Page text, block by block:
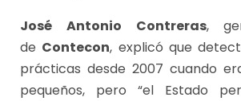
José Antonio Contreras,
de Contecon, explicó que
prácticas desde 2007 cuando
pequeños, pero “el Estado